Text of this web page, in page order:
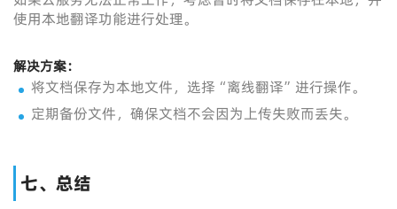
使用本地翻译功能进行处理。
解决方案：
将文档保存为本地文件，选择“离线翻译”进行操作。
定期备份文件，确保文档不会因为上传失败而丢失。
七、总结